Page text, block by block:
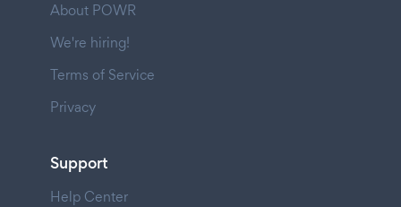
About POWR
We're hiring!
Terms of Service
Privacy
Support
Help Center